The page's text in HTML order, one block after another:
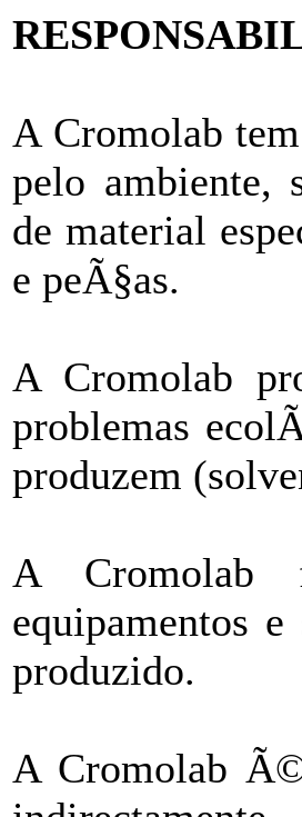
A Cromolab
pelo ambiente,
de material
e peÃ§as.
A Cromolab
problemas
produzem
A Cromolab
equipamentos
produzido.
A Cromolab